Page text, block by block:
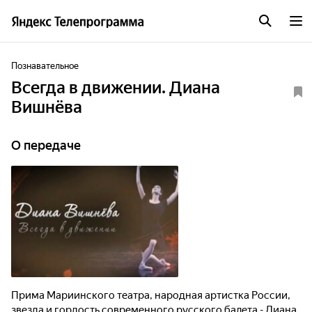
Познавательное
Всегда в движении. Диана
Вишнёва
О передаче
Прима Мариинского театра, народная артистка России,